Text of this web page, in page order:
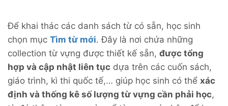
Để khai thác các danh sách từ có sẵn, học sinh
chọn mục Tìm từ mới. Đây là nơi chứa những
collection từ vựng được thiết kế sẵn, được tổng
hợp và cập nhật liên tục dựa trên các cuốn sách,
giáo trình, kì thi quốc tế,… giúp học sinh có thể xác
định và thống kê số lượng từ vựng cần phải học,